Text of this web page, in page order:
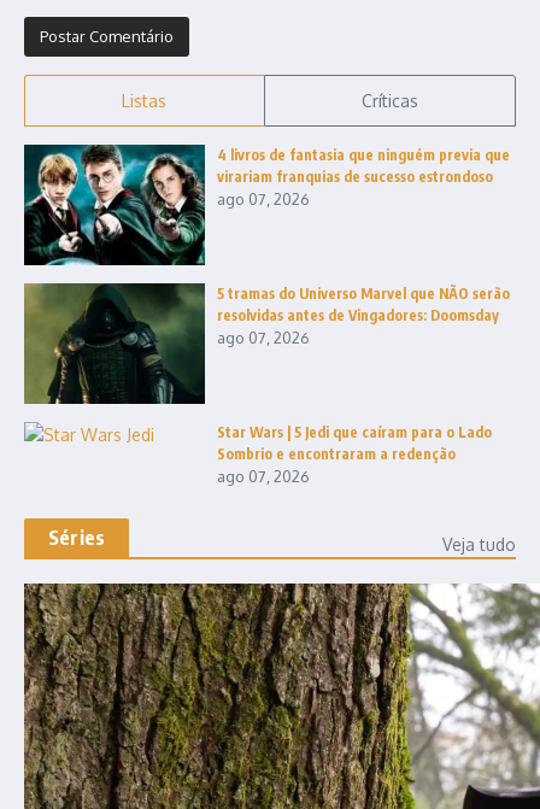
Listas Críticas
4 livros de fantasia que ninguém previa que
virariam franquias de sucesso estrondoso
ago 07, 2026
5 tramas do Universo Marvel que NÃO serão
resolvidas antes de Vingadores: Doomsday
ago 07, 2026
Star Wars | 5 Jedi que caíram para o Lado
Sombrio e encontraram a redenção
ago 07, 2026
Séries Veja tudo